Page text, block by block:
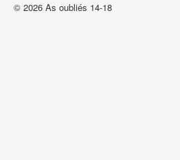
© 2026 As oubliés 14-18